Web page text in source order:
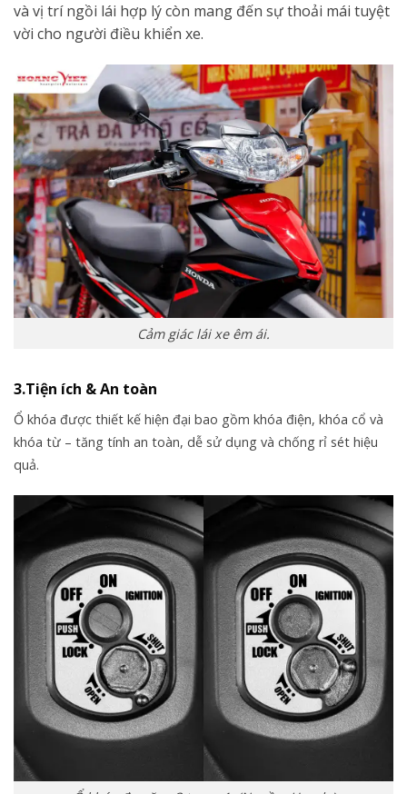
và vị trí ngồi lái hợp lý còn mang đến sự thoải mái tuyệt
vời cho người điều khiển xe.
Cảm giác lái xe êm ái.
3.Tiện ích & An toàn
Ổ khóa được thiết kế hiện đại bao gồm khóa điện, khóa cổ và
khóa từ – tăng tính an toàn, dễ sử dụng và chống rỉ sét hiệu
quả.